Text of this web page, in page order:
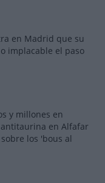
en Madrid que su
implacable el paso
y millones en
en Alfafar
los 'bous al